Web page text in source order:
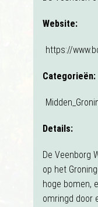
Website:
https://
Categorieën:
Details:
De Veenborg
op het
hoge bomen,
omringd door